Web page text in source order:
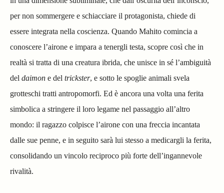
per non sommergere e schiacciare il protagonista, chiede di
essere integrata nella coscienza. Quando Mahito comincia a
conoscere l’airone e impara a tenergli testa, scopre così che in
realtà si tratta di una creatura ibrida, che unisce in sé l’ambiguità
del daimon e del trickster, e sotto le spoglie animali svela
grotteschi tratti antropomorfi. Ed è ancora una volta una ferita
simbolica a stringere il loro legame nel passaggio all’altro
mondo: il ragazzo colpisce l’airone con una freccia incantata
dalle sue penne, e in seguito sarà lui stesso a medicargli la ferita,
consolidando un vincolo reciproco più forte dell’ingannevole
rivalità.